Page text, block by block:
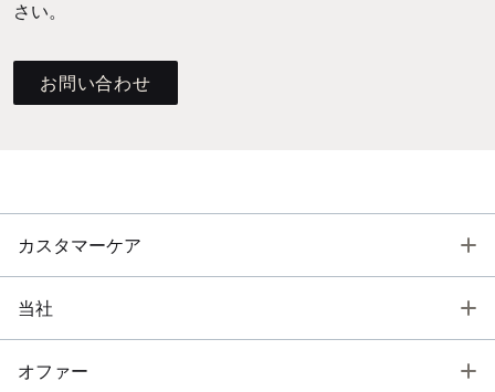
さい。
お問い合わせ
カスタマーケア
当社
オファー